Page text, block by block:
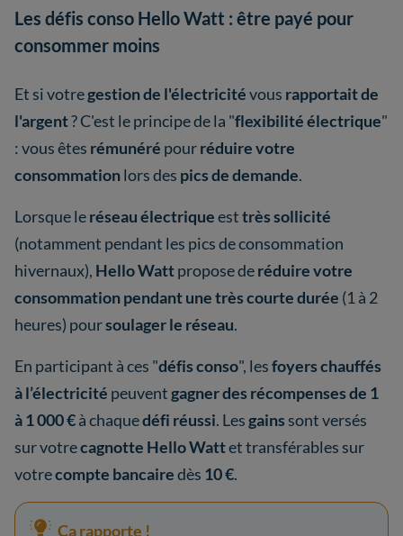
Les défis conso Hello Watt : être payé pour
consommer moins
Et si votregestion de l'électricitévous rapportait de
l'argent? C'est le principe de la "flexibilité électrique"
: vous êtes rémunéré pourréduire votre
consommationlors des pics de demande.
Lorsque leréseau électriqueesttrès sollicité
(notamment pendant les pics de consommation
hivernaux), Hello Wattpropose deréduire votre
consommation pendant une très courte durée (1 à 2
heures) poursoulager le réseau.
En participant à ces "défis conso", lesfoyers chauffés
à l’électricité peuventgagner des récompenses de 1
à 1 000 €à chaquedéfi réussi. Lesgains sont versés
sur votrecagnotte Hello Wattet transférables sur
votrecompte bancairedès 10 €.
Ça rapporte !